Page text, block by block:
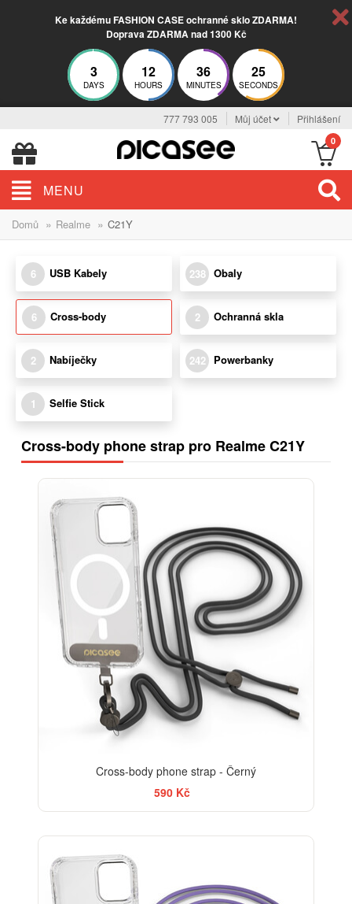
Ke každému FASHION CASE ochranné sklo ZDARMA!
Doprava ZDARMA nad 1300 Kč
3
DAYS
12
HOURS
36
MINUTES
24
SECONDS
777 793 005 Můj účet Přihlášení
0
MENU
Domů » Realme » C21Y
6 USB Kabely 238 Obaly
6 Cross-body 2 Ochranná skla
2 Nabíječky 242 Powerbanky
1 Selfie Stick
Cross-body phone strap pro Realme C21Y
Cross-body phone strap - Černý
590 Kč